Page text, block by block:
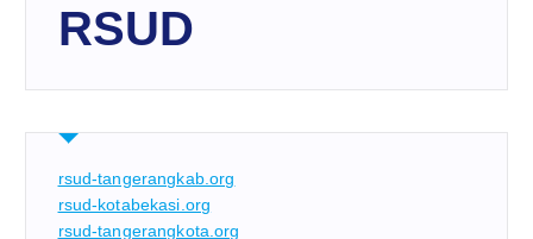
RSUD
rsud-tangerangkab.org
rsud-kotabekasi.org
rsud-tangerangkota.org